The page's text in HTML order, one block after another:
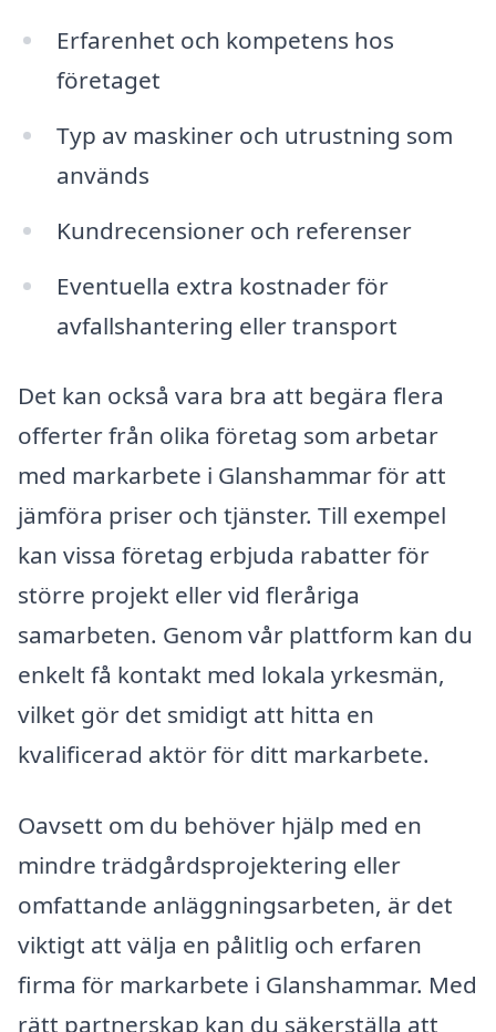
Erfarenhet och kompetens hos
företaget
Typ av maskiner och utrustning som
används
Kundrecensioner och referenser
Eventuella extra kostnader för
avfallshantering eller transport
Det kan också vara bra att begära flera
offerter från olika företag som arbetar
med markarbete i Glanshammar för att
jämföra priser och tjänster. Till exempel
kan vissa företag erbjuda rabatter för
större projekt eller vid fleråriga
samarbeten. Genom vår plattform kan du
enkelt få kontakt med lokala yrkesmän,
vilket gör det smidigt att hitta en
kvalificerad aktör för ditt markarbete.
Oavsett om du behöver hjälp med en
mindre trädgårdsprojektering eller
omfattande anläggningsarbeten, är det
viktigt att välja en pålitlig och erfaren
firma för markarbete i Glanshammar. Med
rätt partnerskap kan du säkerställa att